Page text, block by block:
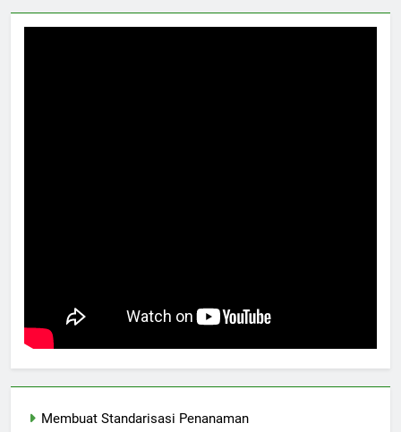
Membuat Standarisasi Penanaman